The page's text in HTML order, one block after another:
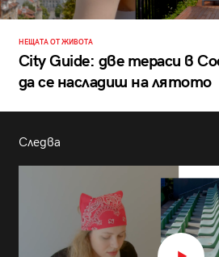
НЕЩАТА ОТ ЖИВОТА
City Guide: две тераси в
да се насладиш на лятото
Следва